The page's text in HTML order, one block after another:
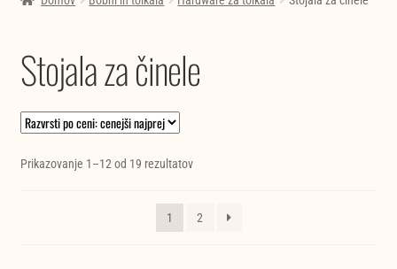
Stojala za činele
Prikazovanje 1–12 od 19 rezultatovRazvrščeno
od
1 2